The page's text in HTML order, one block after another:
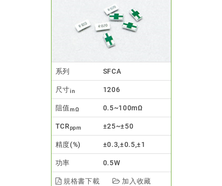
系列 SFCA
尺寸in 1206
阻值mΩ 0.5~100mΩ
TCRppm ±25~±50
精度(%) ±0.3,±0.5,±1
功率 0.5W
規格書下載
加入收藏